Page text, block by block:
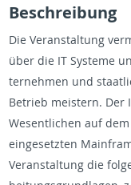
Beschrei­bung
Die Ve­r­anstal­tung
über die IT Sys­teme
ternehmen und
Be­trieb meis­tern. Der
Wesentlichen auf
einge­set­zten
Ve­r­anstal­tung die